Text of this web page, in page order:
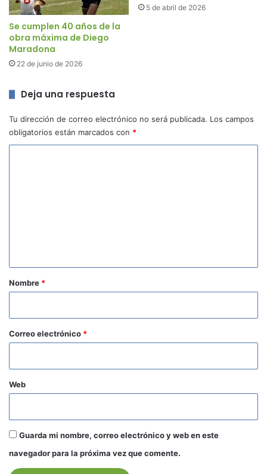
Se cumplen 40 años de la
obra máxima de Diego
Maradona
22 de junio de 2026
5 de abril de 2026
Deja una respuesta
Tu dirección de correo electrónico no será publicada. Los campos
obligatorios están marcados con *
r
o
*
Nombre *
Correo electrónico *
Web
Guarda mi nombre, correo electrónico y web en este
navegador para la próxima vez que comente.